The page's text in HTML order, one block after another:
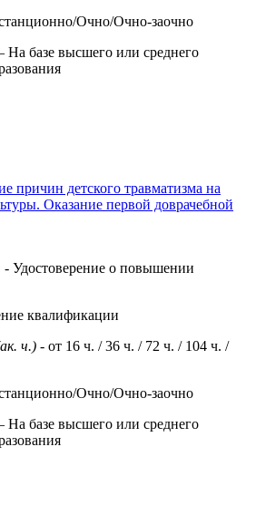
Очно/Очно-заочно
базе высшего или среднего
причин детского травматизма на
Оказание первой доврачебной
- Удостоверение о повышении
квалификации
ч.) - от 16 ч. / 36 ч. / 72 ч. / 104 ч. /
Очно/Очно-заочно
базе высшего или среднего